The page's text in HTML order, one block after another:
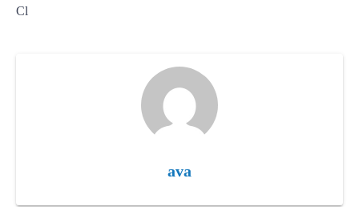
Cl
ava